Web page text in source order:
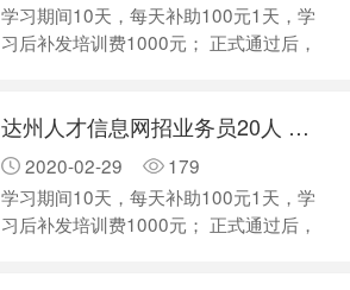
学习期间10天，每天补助100元1天，学
习后补发培训费1000元； 正式通过后，
15182037777
达州人才信息网招业务员20人 工资日结
2020-02-29
179
学习期间10天，每天补助100元1天，学
习后补发培训费1000元； 正式通过后，